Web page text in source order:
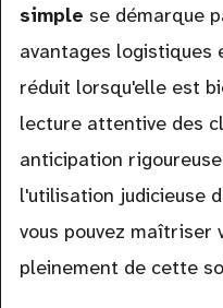
simple se démarque
avantages logistiques
réduit lorsqu'elle est
lecture attentive des
anticipation
l'utilisation judicieuse
vous pouvez
pleinement de cette